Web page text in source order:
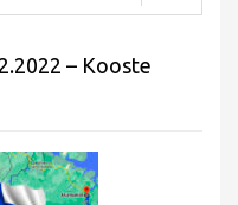
– Kooste